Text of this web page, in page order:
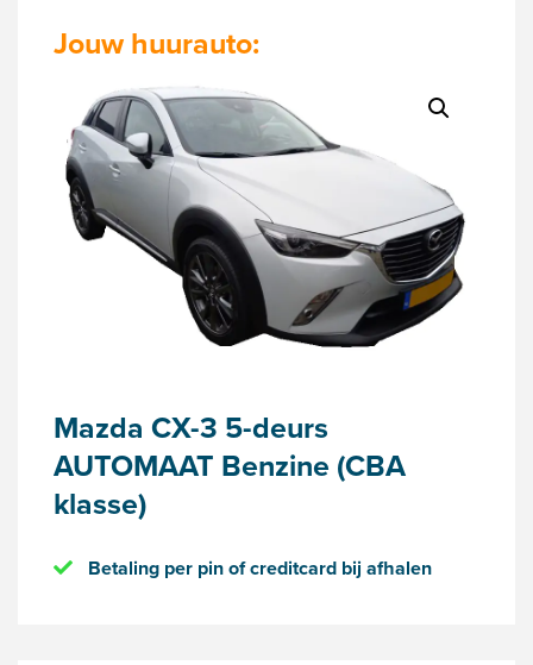
Jouw huurauto:
Mazda CX-3 5-deurs
AUTOMAAT Benzine (CBA
klasse)
Betaling per pin of creditcard bij afhalen